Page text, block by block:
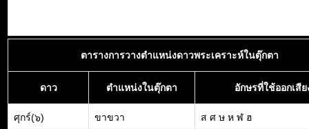
ตารางการวางตำแหน่งดาวพระเคราะห์ในตุ๊กตา
ดาว ตำแหน่งในตุ๊กตา อักษรที่ใช้ออกเสีย
ศุกร์(๖) ขาขวา ส ศ ษ ห ฬ ฮ